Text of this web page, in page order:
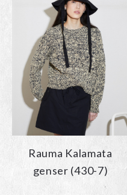
Rauma Kalamata
genser (430-7)